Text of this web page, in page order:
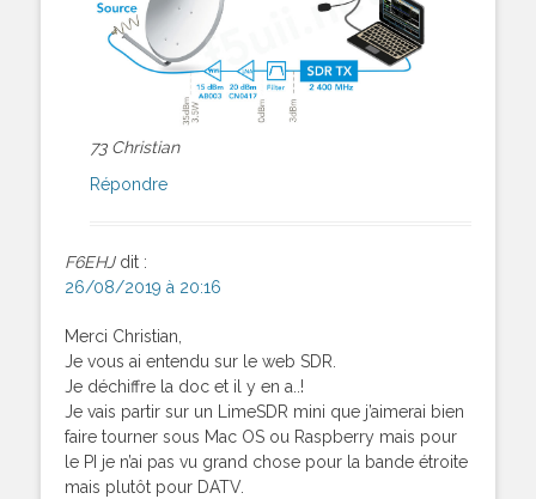
73 Christian
Répondre
F6EHJ dit :
26/08/2019 à 20:16
Merci Christian,
Je vous ai entendu sur le web SDR.
Je déchiffre la doc et il y en a..!
Je vais partir sur un LimeSDR mini que j’aimerai bien
faire tourner sous Mac OS ou Raspberry mais pour
le PI je n’ai pas vu grand chose pour la bande étroite
mais plutôt pour DATV.